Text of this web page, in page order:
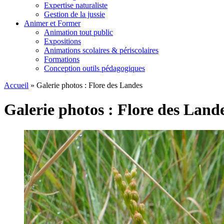
Expertise naturaliste
Gestion de la jussie
Animer et Former
Animation tout public
Expositions
Animations scolaires & périscolaires
Formations
Conception outils pédagogiques
Accueil » Galerie photos : Flore des Landes
Galerie photos : Flore des